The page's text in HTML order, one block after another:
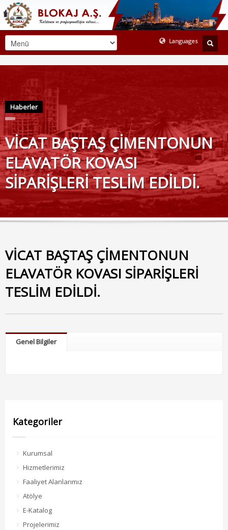
Languages
Haberler
VİCAT BAŞTAŞ ÇİMENTONUN
ELAVATÖR KOVASI
SİPARİŞLERİ TESLİM EDİLDİ.
VİCAT BAŞTAŞ ÇİMENTONUN
ELAVATÖR KOVASI SİPARİŞLERİ
TESLİM EDİLDİ.
Genel Bilgiler
Kategoriler
Kurumsal
Hizmetlerimiz
Faaliyet Alanlarımız
Atölye
E-Katalog
Projelerimiz